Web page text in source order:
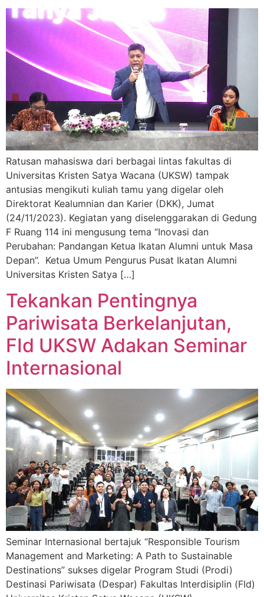
Ratusan mahasiswa dari berbagai lintas fakultas di
Universitas Kristen Satya Wacana (UKSW) tampak
antusias mengikuti kuliah tamu yang digelar oleh
Direktorat Kealumnian dan Karier (DKK), Jumat
(24/11/2023). Kegiatan yang diselenggarakan di Gedung
F Ruang 114 ini mengusung tema “Inovasi dan
Perubahan: Pandangan Ketua Ikatan Alumni untuk Masa
Depan”. Ketua Umum Pengurus Pusat Ikatan Alumni
Universitas Kristen Satya […]
Tekankan Pentingnya
Pariwisata Berkelanjutan,
FId UKSW Adakan Seminar
Internasional
Seminar Internasional bertajuk “Responsible Tourism
Management and Marketing: A Path to Sustainable
Destinations” sukses digelar Program Studi (Prodi)
Destinasi Pariwisata (Despar) Fakultas Interdisiplin (FId)